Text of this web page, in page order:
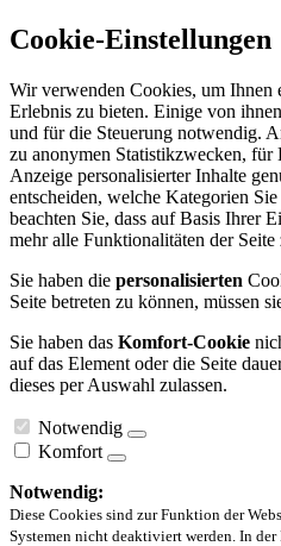
Cookie-Einstellungen
Wir verwenden Cookies, um Ihnen
Erlebnis zu bieten. Einige von
und für die Steuerung notwendig.
zu anonymen Statistikzwecken,
Anzeige personalisierter Inhalte
entscheiden, welche Kategorien
beachten Sie, dass auf Basis Ihrer
mehr alle Funktionalitäten der
Sie haben die personalisierten
Seite betreten zu können, müssen
Sie haben das Komfort-Cookie
auf das Element oder die Seite
dieses per Auswahl zulassen.
Notwendig
Komfort
Notwendig:
Diese Cookies sind zur Funktion der
Systemen nicht deaktiviert werden. In